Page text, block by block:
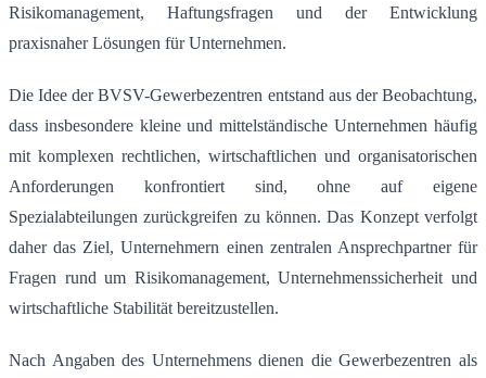
Risikomanagement, Haftungsfragen und der Entwicklung
praxisnaher Lösungen für Unternehmen.
Die Idee der BVSV-Gewerbezentren entstand aus der Beobachtung,
dass insbesondere kleine und mittelständische Unternehmen häufig
mit komplexen rechtlichen, wirtschaftlichen und organisatorischen
Anforderungen konfrontiert sind, ohne auf eigene
Spezialabteilungen zurückgreifen zu können. Das Konzept verfolgt
daher das Ziel, Unternehmern einen zentralen Ansprechpartner für
Fragen rund um Risikomanagement, Unternehmenssicherheit und
wirtschaftliche Stabilität bereitzustellen.
Nach Angaben des Unternehmens dienen die Gewerbezentren als